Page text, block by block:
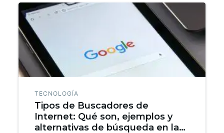
TECNOLOGÍA
Tipos de Buscadores de
Internet: Qué son, ejemplos y
alternativas de búsqueda en la